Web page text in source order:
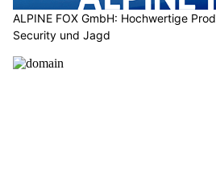
ALPINE FOX GmbH: Hochwertige
Security und Jagd